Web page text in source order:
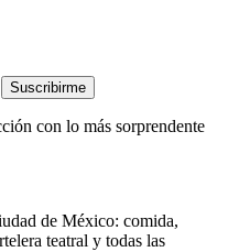
Suscribirme
con lo más sorprendente
de México: comida,
teatral y todas las